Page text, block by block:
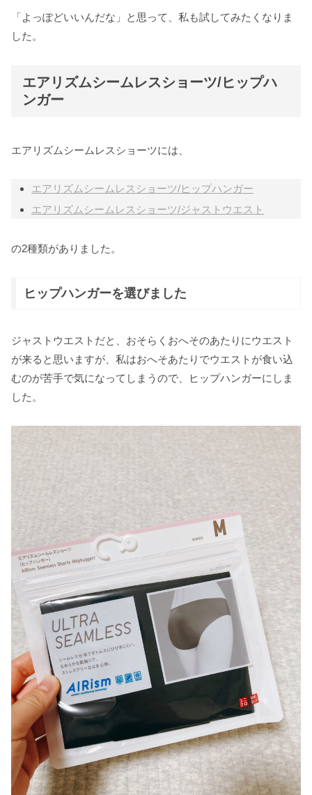
「よっぽどいいんだな」と思って、私も試してみたくなりま
した。
エアリズムシームレスショーツ/ヒップハ
ンガー
エアリズムシームレスショーツには、
エアリズムシームレスショーツ/ヒップハンガー
エアリズムシームレスショーツ/ジャストウエスト
の2種類がありました。
ヒップハンガーを選びました
ジャストウエストだと、おそらくおへそのあたりにウエスト
が来ると思いますが、私はおへそあたりでウエストが食い込
むのが苦手で気になってしまうので、ヒップハンガーにしま
した。